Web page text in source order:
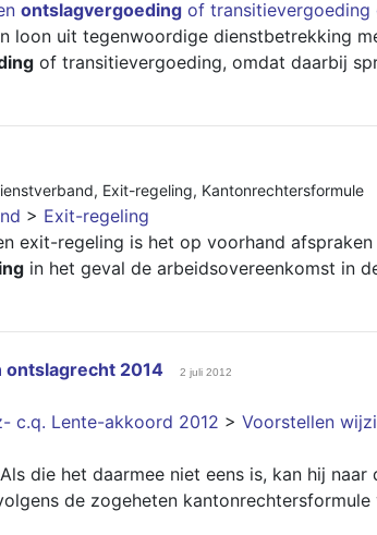
ontslagvergoeding of transitievergoeding
loon uit tegenwoordige dienstbetrekking
of transitievergoeding, omdat daarbij
, Exit-regeling, Kantonrechtersformule
> Exit-regeling
exit-regeling is het op voorhand
in het geval de arbeidsovereenkomst in
2014 2 juli 2012
c.q. Lente-akkoord 2012 > Voorstellen
die het daarmee niet eens is, kan hij naar
de zogeheten